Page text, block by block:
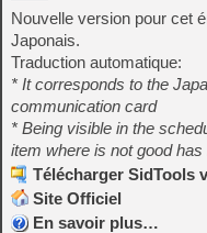
Nouvelle version pour cet
Japonais.
Traduction automatique:
* It corresponds to the
communication card
* Being visible in the
item where is not good
Télécharger SidTools
Site Officiel
En savoir plus…